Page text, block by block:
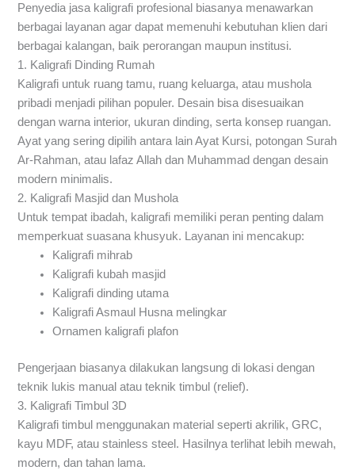
Penyedia jasa kaligrafi profesional biasanya menawarkan
berbagai layanan agar dapat memenuhi kebutuhan klien dari
berbagai kalangan, baik perorangan maupun institusi.
1. Kaligrafi Dinding Rumah
Kaligrafi untuk ruang tamu, ruang keluarga, atau mushola
pribadi menjadi pilihan populer. Desain bisa disesuaikan
dengan warna interior, ukuran dinding, serta konsep ruangan.
Ayat yang sering dipilih antara lain Ayat Kursi, potongan Surah
Ar-Rahman, atau lafaz Allah dan Muhammad dengan desain
modern minimalis.
2. Kaligrafi Masjid dan Mushola
Untuk tempat ibadah, kaligrafi memiliki peran penting dalam
memperkuat suasana khusyuk. Layanan ini mencakup:
Kaligrafi mihrab
Kaligrafi kubah masjid
Kaligrafi dinding utama
Kaligrafi Asmaul Husna melingkar
Ornamen kaligrafi plafon
Pengerjaan biasanya dilakukan langsung di lokasi dengan
teknik lukis manual atau teknik timbul (relief).
3. Kaligrafi Timbul 3D
Kaligrafi timbul menggunakan material seperti akrilik, GRC,
kayu MDF, atau stainless steel. Hasilnya terlihat lebih mewah,
modern, dan tahan lama.